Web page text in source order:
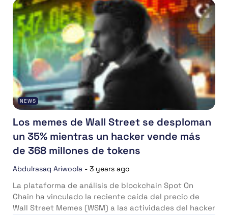
NEWS
Los memes de Wall Street se desploman
un 35% mientras un hacker vende más
de 368 millones de tokens
Abdulrasaq Ariwoola - 3 years ago
La plataforma de análisis de blockchain Spot On
Chain ha vinculado la reciente caída del precio de
Wall Street Memes (WSM) a las actividades del hacker